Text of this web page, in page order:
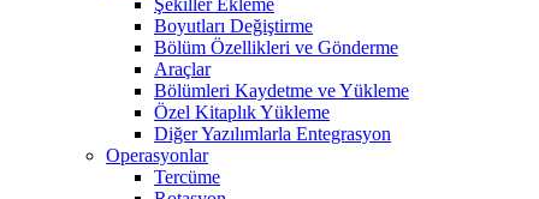
Şekiller Ekleme
Boyutları Değiştirme
Bölüm Özellikleri ve Gönderme
Araçlar
Bölümleri Kaydetme ve Yükleme
Özel Kitaplık Yükleme
Diğer Yazılımlarla Entegrasyon
Operasyonlar
Tercüme